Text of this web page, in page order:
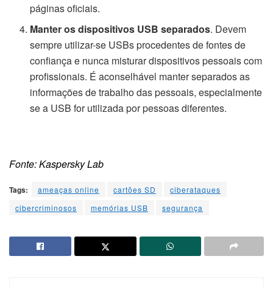
páginas oficiais.
Manter os dispositivos USB separados. Devem
sempre utilizar-se USBs procedentes de fontes de
confiança e nunca misturar dispositivos pessoais com
profissionais. É aconselhável manter separados as
informações de trabalho das pessoais, especialmente
se a USB for utilizada por pessoas diferentes.
Fonte: Kaspersky Lab
Tags: ameaças online cartões SD
ciberataques
cibercriminosos
memórias USB segurança